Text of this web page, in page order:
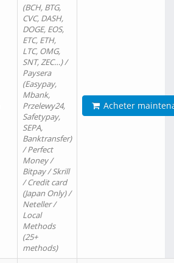
(BCH, BTG,
CVC, DASH,
DOGE, EOS,
ETC, ETH,
LTC, OMG,
SNT, ZEC…) /
Paysera
(Easypay,
Mbank,
Przelewy24,
Safetypay,
SEPA,
Banktransfer)
/ Perfect
Money /
Bitpay / Skrill
/ Credit card
(Japan Only) /
Neteller /
Local
Methods
(25+
methods)
Acheter